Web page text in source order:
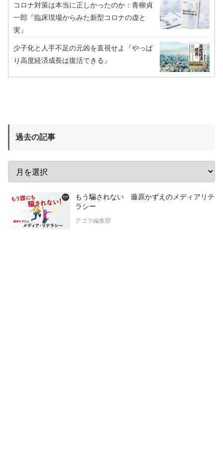
コロナ対策は本当に正しかったのか：青柳貞
一郎『臨床現場からみた新型コロナの虚と
実』
少子化と人手不足の元凶を直視せよ『やっぱ
り高度経済成長は復活できる』
過去の記事
もう騙されない 藤原かずえのメディアリテ
ラシー
アゴラ編集部